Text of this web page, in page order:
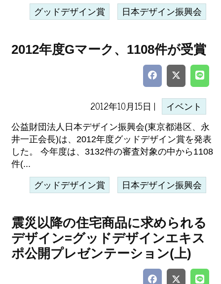
グッドデザイン賞 日本デザイン振興会
2012年度Gマーク、1108件が受賞
2012年10月15日 | イベント
公益財団法人日本デザイン振興会(東京都港区、永
井一正会長)は、2012年度グッドデザイン賞を発表
した。 今年度は、3132件の審査対象の中から1108
件(...
グッドデザイン賞 日本デザイン振興会
震災以降の住宅商品に求められる
デザイン=グッドデザインエキス
ポ公開プレゼンテーション(上)